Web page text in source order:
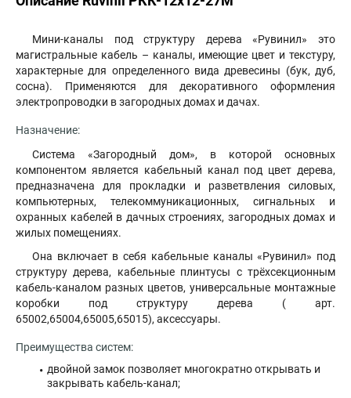
Мини-каналы под структуру дерева «Рувинил» это
магистральные кабель – каналы, имеющие цвет и текстуру,
характерные для определенного вида древесины (бук, дуб,
сосна). Применяются для декоративного оформления
электропроводки в загородных домах и дачах.
Назначение:
Система «Загородный дом», в которой основных
компонентом является кабельный канал под цвет дерева,
предназначена для прокладки и разветвления силовых,
компьютерных, телекоммуникационных, сигнальных и
охранных кабелей в дачных строениях, загородных домах и
жилых помещениях.
Она включает в себя кабельные каналы «Рувинил» под
структуру дерева, кабельные плинтусы с трёхсекционным
кабель-каналом разных цветов, универсальные монтажные
коробки под структуру дерева ( арт.
65002,65004,65005,65015), аксессуары.
Преимущества систем:
двойной замок позволяет многократно открывать и
закрывать кабель-канал;